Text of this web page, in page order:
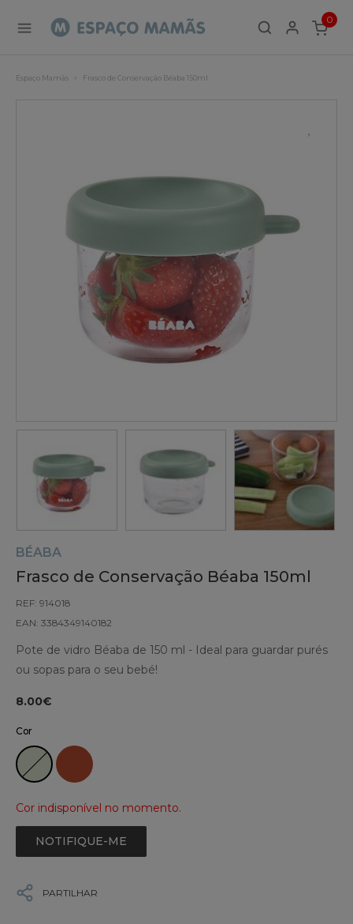
0
ITEMS
Espaço Mamãs Frasco de Conservação Béaba 150ml
BÉABA
Frasco de Conservação Béaba 150ml
REF: 914018
EAN: 3384349140182
Pote de vidro Béaba de 150 ml - Ideal para guardar purés
ou sopas para o seu bebé!
8.00€
Cor
Cor indisponível no momento.
NOTIFIQUE-ME
PARTILHAR